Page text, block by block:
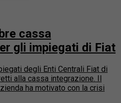
cassa
gli impiegati di Fiat
degli Enti Centrali Fiat di
alla cassa integrazione. Il
ha motivato con la crisi